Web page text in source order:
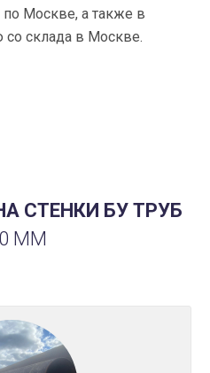
по Москве, а также в
склада в Москве.
СТЕНКИ БУ ТРУБ
ММ